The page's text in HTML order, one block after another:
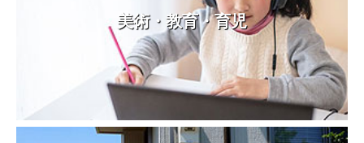
美術・教育・育児